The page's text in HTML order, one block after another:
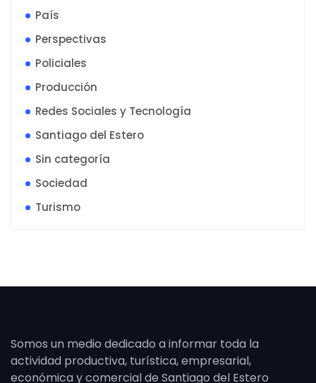
País
Perspectivas
Policiales
Producción
Redes Sociales y Tecnología
Santiago del Estero
Sin categoría
Sociedad
Turismo
Somos un medio dedicado a informar toda la
actividad productiva, turística, empresarial,
económica y comercial de Santiago del Estero